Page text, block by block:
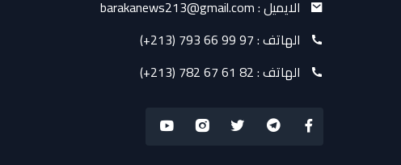
الايميل :barakanews213@gmail.com
الهاتف :(+213) 793 66 99 97
الهاتف :(+213) 782 67 61 82